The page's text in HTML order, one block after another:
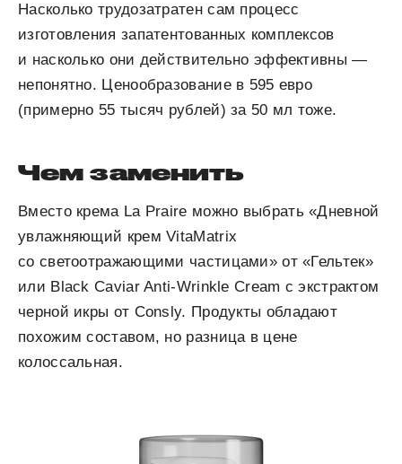
Насколько трудозатратен сам процесс
изготовления запатентованных комплексов
и насколько они действительно эффективны —
непонятно. Ценообразование в 595 евро
(примерно 55 тысяч рублей) за 50 мл тоже.
Чем заменить
Вместо крема La Praire можно выбрать «Дневной
увлажняющий крем VitaMatrix
со светоотражающими частицами» от «Гельтек»
или Black Caviar Anti-Wrinkle Cream с экстрактом
черной икры от Consly. Продукты обладают
похожим составом, но разница в цене
колоссальная.